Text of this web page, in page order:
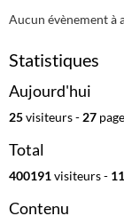
Aucun évènement à
Statistiques
Aujourd'hui
25visiteurs - 27
Total
400191visiteurs -
Contenu